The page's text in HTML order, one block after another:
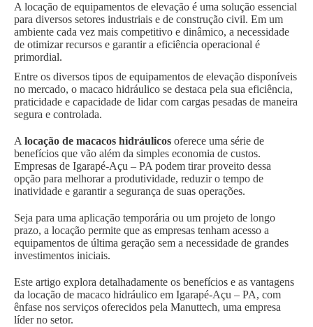
A locação de equipamentos de elevação é uma solução essencial
para diversos setores industriais e de construção civil. Em um
ambiente cada vez mais competitivo e dinâmico, a necessidade
de otimizar recursos e garantir a eficiência operacional é
primordial.
Entre os diversos tipos de equipamentos de elevação disponíveis
no mercado, o macaco hidráulico se destaca pela sua eficiência,
praticidade e capacidade de lidar com cargas pesadas de maneira
segura e controlada.
A locação de macacos hidráulicos oferece uma série de
benefícios que vão além da simples economia de custos.
Empresas de Igarapé-Açu – PA podem tirar proveito dessa
opção para melhorar a produtividade, reduzir o tempo de
inatividade e garantir a segurança de suas operações.
Seja para uma aplicação temporária ou um projeto de longo
prazo, a locação permite que as empresas tenham acesso a
equipamentos de última geração sem a necessidade de grandes
investimentos iniciais.
Este artigo explora detalhadamente os benefícios e as vantagens
da locação de macaco hidráulico em Igarapé-Açu – PA, com
ênfase nos serviços oferecidos pela Manuttech, uma empresa
líder no setor.